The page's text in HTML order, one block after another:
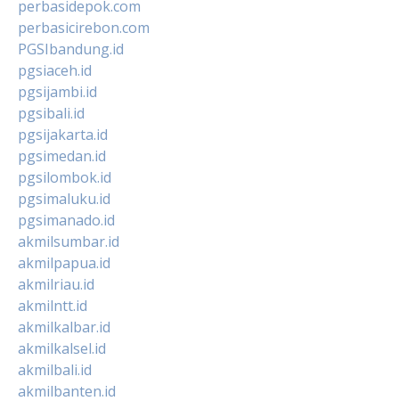
perbasidepok.com
perbasicirebon.com
PGSIbandung.id
pgsiaceh.id
pgsijambi.id
pgsibali.id
pgsijakarta.id
pgsimedan.id
pgsilombok.id
pgsimaluku.id
pgsimanado.id
akmilsumbar.id
akmilpapua.id
akmilriau.id
akmilntt.id
akmilkalbar.id
akmilkalsel.id
akmilbali.id
akmilbanten.id